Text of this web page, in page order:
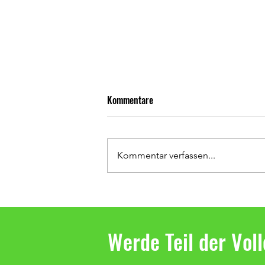
Bezirksklasse
Kommentare
Kommentar verfassen...
Werde Teil der